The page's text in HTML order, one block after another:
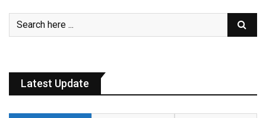
Latest Update